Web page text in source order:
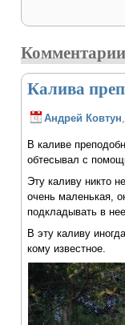
Комментарии
Калива
Андрей Ковтун
В каливе
обтесывал с
Эту каливу никто
очень маленькая,
подкладывать в
В эту каливу
кому известное.